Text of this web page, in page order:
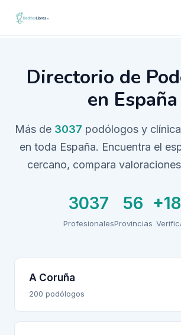
Directorio de
en España
Más de 3037 podólogos y
en toda España. Encuentra el
cercano, compara
3037
Profesionales
56
Provincias
A Coruña
200 podólogos